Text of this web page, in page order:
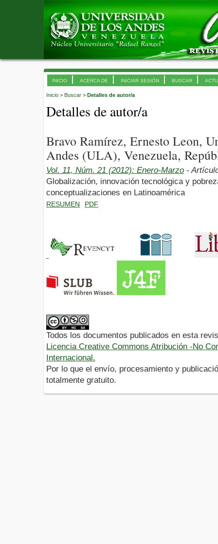
INICIO ACERCA DE INICIAR SESIÓN BUSCAR
Inicio > Buscar > Detalles de autor/a
Detalles de autor/a
Bravo Ramírez, Ernesto Leon,
Andes (ULA), Venezuela,
Vol. 11, Núm. 21 (2012): Enero-Marzo -
Globalización, innovación tecnológica y
conceptualizaciones en Latinoamérica
RESUMEN PDF
Todos los documentos publicados en esta
Licencia Creative Commons Atribución -No
Internacional.
Por lo que el envío, procesamiento y
totalmente gratuito.